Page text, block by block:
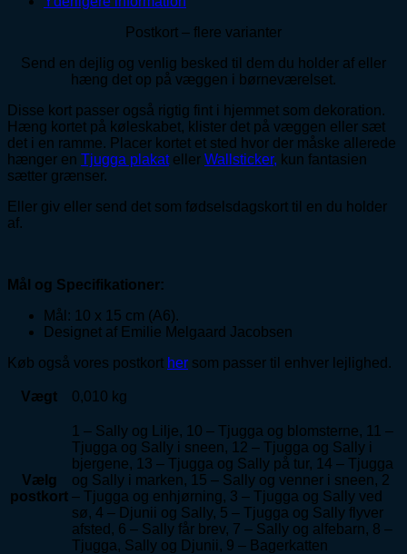
varianter
Postkort – flere varianter
Send en dejlig og venlig besked til dem du holder af eller
hæng det op på væggen i børneværelset.
Disse kort passer også rigtig fint i hjemmet som dekoration.
Hæng kortet på køleskabet, klister det på væggen eller sæt
det i en ramme. Placer kortet et sted hvor der måske allerede
hænger en Tjugga plakateller Wallsticker, kun fantasien
sætter grænser.
Eller giv eller send det som fødselsdagskort til en du holder
af.
Mål og Specifikationer:
Mål: 10 x 15 cm (A6).
Designet af Emilie Melgaard Jacobsen
Køb også vores postkort her som passer til enhver lejlighed.
Vægt 0,010 kg
Vælg
postkort
1 – Sally og Lilje, 10 – Tjugga og blomsterne, 11 –
Tjugga og Sally i sneen, 12 – Tjugga og Sally i
bjergene, 13 – Tjugga og Sally på tur, 14 – Tjugga
og Sally i marken, 15 – Sally og venner i sneen, 2
– Tjugga og enhjørning, 3 – Tjugga og Sally ved
sø, 4 – Djunii og Sally, 5 – Tjugga og Sally flyver
afsted, 6 – Sally får brev, 7 – Sally og alfebarn, 8 –
Tjugga, Sally og Djunii, 9 – Bagerkatten